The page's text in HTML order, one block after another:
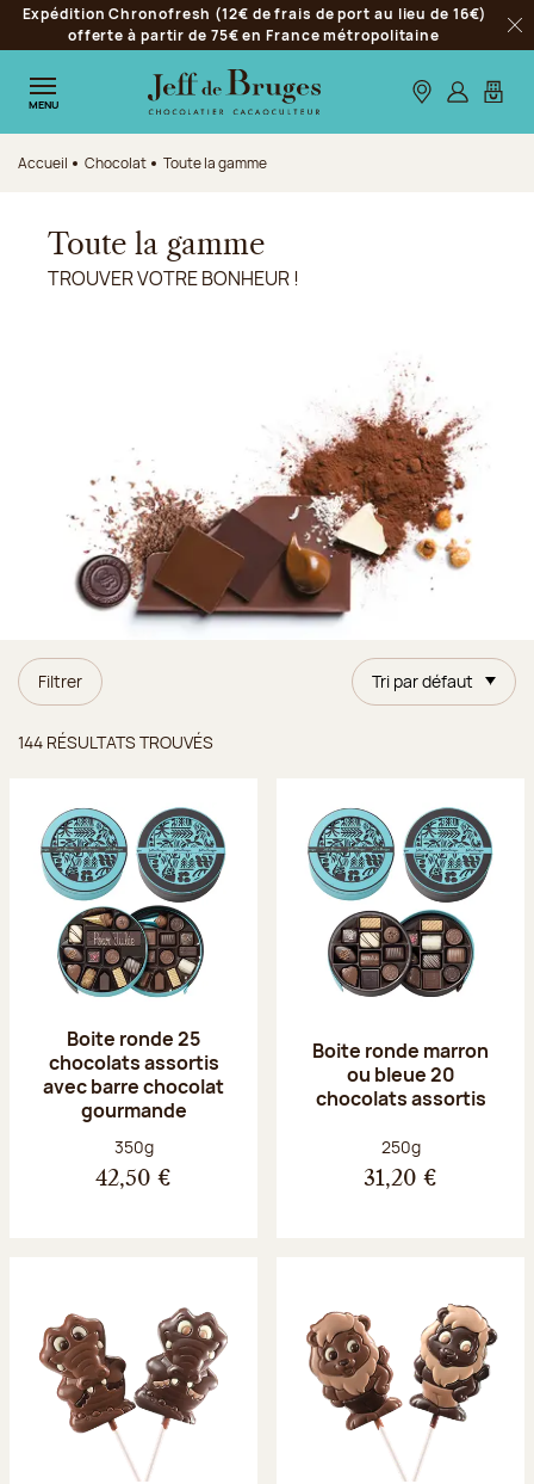
Aller à la navigation
Aller au contenu principal
Aller au pied de page
Expédition Chronofresh (12€ de frais de port au lieu de 16€)
offerte à partir de 75€ en France métropolitaine
MENU Nos boutiques
S’identifier
Mon
Accueil Chocolat Toute la gamme
Toute la gamme
TROUVER VOTRE BONHEUR !
Filtrer Tri par défaut
144 RÉSULTATS TROUVÉS
Boite ronde 25
chocolats assortis
avec barre chocolat
gourmande
Poids net :
350g
42,50 €
Boite ronde marron
ou bleue 20
chocolats assortis
Poids net :
250g
31,20 €